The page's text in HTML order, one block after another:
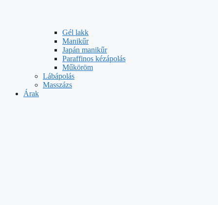
Gél lakk
Manikűr
Japán manikűr
Paraffinos kézápolás
Műköröm
Lábápolás
Masszázs
Árak